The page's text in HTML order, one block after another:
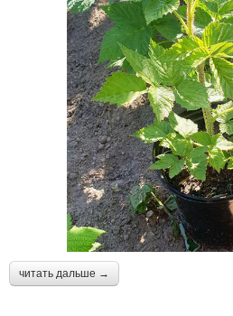
читать дальше →